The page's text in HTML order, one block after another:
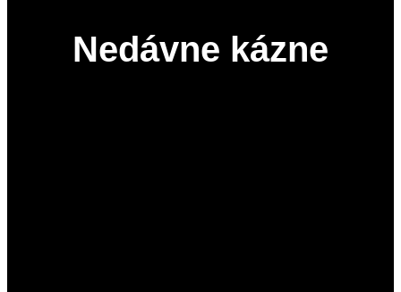
Nedávne kázne